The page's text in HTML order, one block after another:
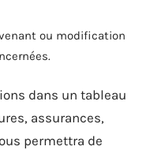
ou modification
dans un tableau
assurances,
permettra de